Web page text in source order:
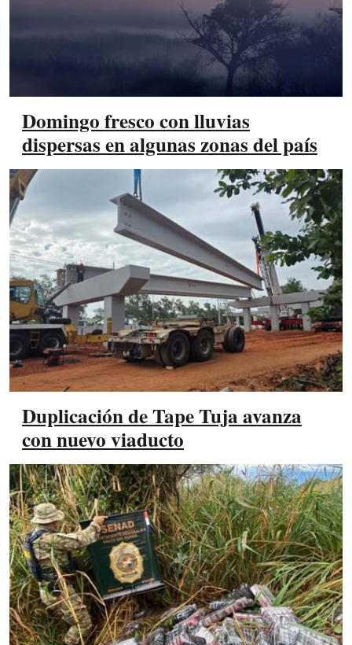
Domingo fresco con lluvias
dispersas en algunas zonas del país
Duplicación de Tape Tuja avanza
con nuevo viaducto